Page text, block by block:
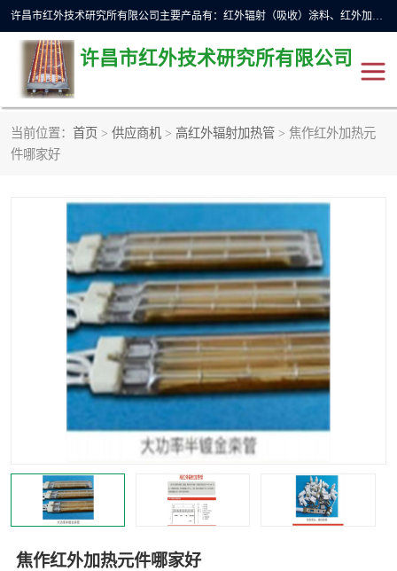
许昌市红外技术研究所有限公司主要产品有：红外辐射（吸收）涂料、红外加热元件、红外辐射加热模块（板）、红外辐射加热炉（箱）、快速红外辐射加热器、系列高端红外加热实验设备、系列红外加热控制器等。
许昌市红外技术研究所有限公司
当前位置： 首页 > 供应商机 > 高红外辐射加热管 > 焦作红外加热元
件哪家好
焦作红外加热元件哪家好
红外加热设备
红外辐射涂料 红外辐射加热器
红外辐射加热模块 定制红外加热实验设备
红外加热元件 红外辐射吸收涂料
高端红外加热实验设备 电工电气
高温涂料 红外加热控制器
红外辐射表面材料 定波长红外辐射加热器
快速红外辐射聚焦炉